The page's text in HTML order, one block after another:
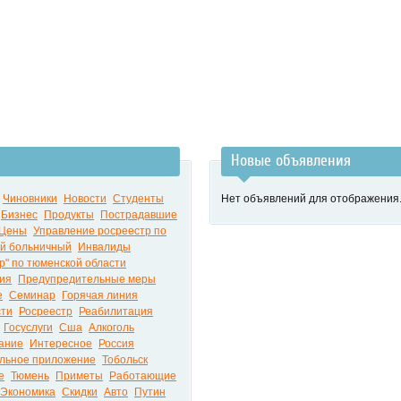
Чиновники Новости Студенты
Бизнес
Продукты
Пострадавшие
Управление росреестр по
больничный
Инвалиды
по тюменской области
Предупредительные меры
Семинар
Горячая линия
Росреестр
Реабилитация
Госуслуги Сша Алкоголь
Интересное
Россия
приложение Тобольск
Тюмень Приметы
Работающие
Экономика Скидки Авто Путин
Новые объявления
Нет объявлений для отображения.